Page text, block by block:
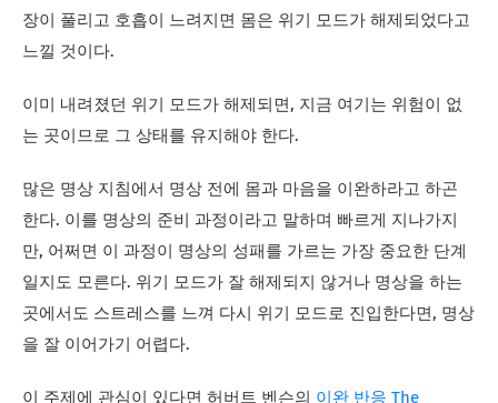
장이 풀리고 호흡이 느려지면 몸은 위기 모드가 해제되었다고
느낄 것이다.
이미 내려졌던 위기 모드가 해제되면, 지금 여기는 위험이 없
는 곳이므로 그 상태를 유지해야 한다.
많은 명상 지침에서 명상 전에 몸과 마음을 이완하라고 하곤
한다. 이를 명상의 준비 과정이라고 말하며 빠르게 지나가지
만, 어쩌면 이 과정이 명상의 성패를 가르는 가장 중요한 단계
일지도 모른다. 위기 모드가 잘 해제되지 않거나 명상을 하는
곳에서도 스트레스를 느껴 다시 위기 모드로 진입한다면, 명상
을 잘 이어가기 어렵다.
이 주제에 관심이 있다면 허버트 벤슨의 이완 반응 The